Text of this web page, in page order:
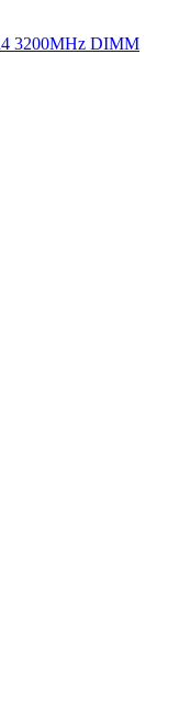
3200MHz DIMM